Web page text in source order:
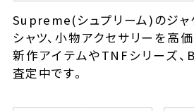
Supreme(シュプリーム)のジャ
シャツ、小物アクセサリーを高
新作アイテムやTNFシリーズ、
査定中です。